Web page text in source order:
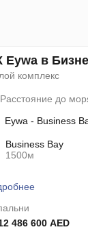
Eywa в
комплекс
Расстояние до
Eywa - Business
Business Bay
1500м
486 600 AED